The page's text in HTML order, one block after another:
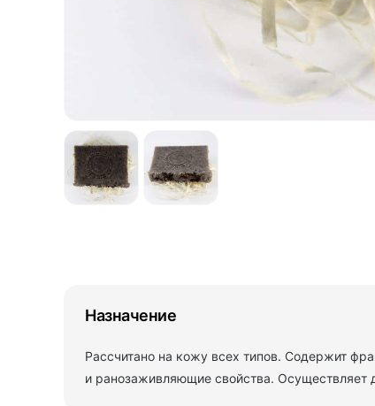
Назначение
Рассчитано на кожу всех типов. Содержит
и ранозаживляющие свойства. Осуществляет